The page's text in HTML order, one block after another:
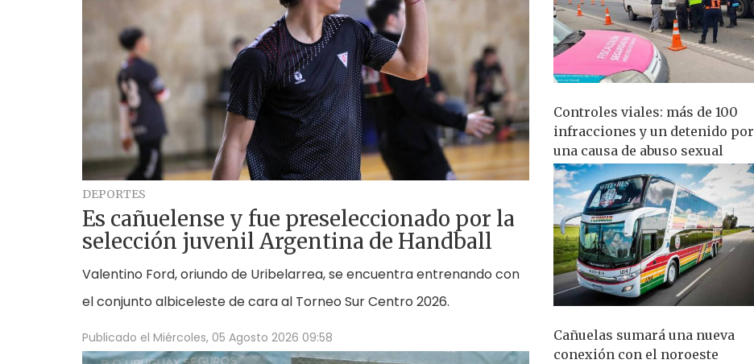
DEPORTES
Es cañuelense y fue preseleccionado por la
selección juvenil Argentina de Handball
Valentino Ford, oriundo de Uribelarrea, se encuentra entrenando con
el conjunto albiceleste de cara al Torneo Sur Centro 2026.
Publicado el Miércoles, 05 Agosto 2026 09:58
Controles viales: más de 100
infracciones y un detenido por
una causa de abuso sexual
Cañuelas sumará una nueva
conexión con el noroeste